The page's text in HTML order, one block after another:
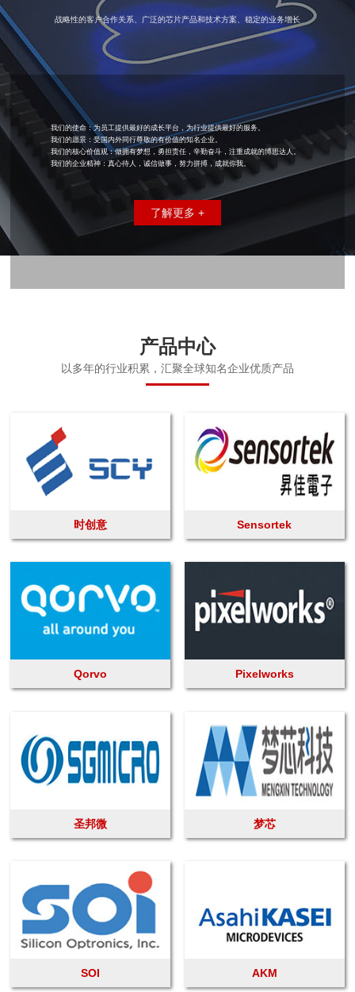
战略性的客户合作关系、广泛的芯片产品和技术方案、稳定的业务增长
我们的使命：为员工提供最好的成长平台，为行业提供最好的服务。
我们的愿景：受国内外同行尊敬的有价值的知名企业。
我们的核心价值观：做拥有梦想，勇担责任，辛勤奋斗，注重成就的博思达人。
我们的企业精神：真心待人，诚信做事，努力拼搏，成就你我。
了解更多 +
产品中心
以多年的行业积累，汇聚全球知名企业优质产品
时创意 Sensortek
Qorvo Pixelworks
圣邦微 梦芯
SOI AKM